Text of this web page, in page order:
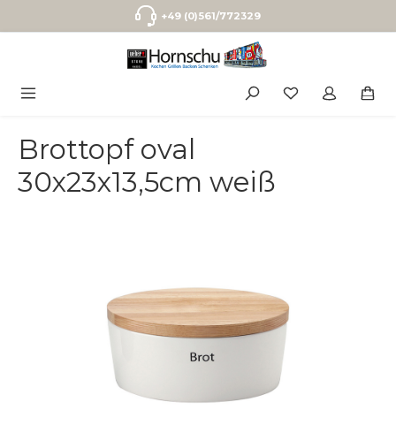
Zum Hauptinhalt springen+49 (0)561/772329
Brottopf oval
30x23x13,5cm weiß